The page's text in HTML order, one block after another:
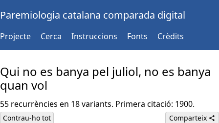
Paremiologia catalana comparada digital
Projecte Cerca Instruccions Fonts Crèdits
Qui no es banya pel juliol, no es banya
quan vol
55 recurrències en 18 variants. Primera citació: 1900.
Contrau-ho tot Comparteix